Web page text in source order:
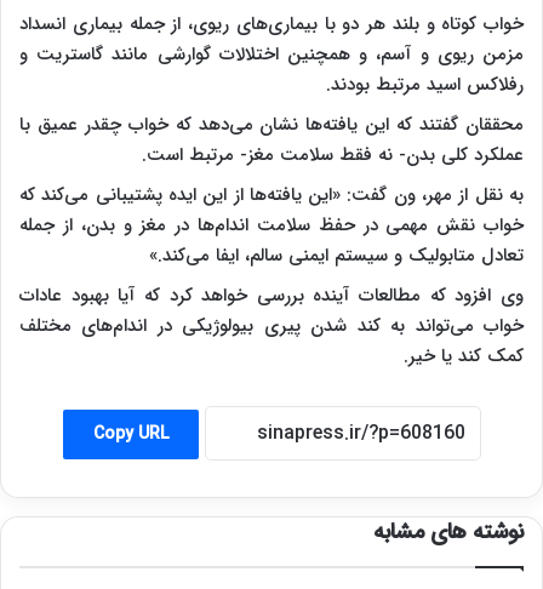
خواب کوتاه و بلند هر دو با بیماری‌های ریوی، از جمله بیماری انسداد
مزمن ریوی و آسم، و همچنین اختلالات گوارشی مانند گاستریت و
رفلاکس اسید مرتبط بودند.
محققان گفتند که این یافته‌ها نشان می‌دهد که خواب چقدر عمیق با
عملکرد کلی بدن- نه فقط سلامت مغز- مرتبط است.
به نقل از مهر، ون گفت: «این یافته‌ها از این ایده پشتیبانی می‌کند که
خواب نقش مهمی در حفظ سلامت اندام‌ها در مغز و بدن، از جمله
تعادل متابولیک و سیستم ایمنی سالم، ایفا می‌کند.»
وی افزود که مطالعات آینده بررسی خواهد کرد که آیا بهبود عادات
خواب می‌تواند به کند شدن پیری بیولوژیکی در اندام‌های مختلف
کمک کند یا خیر.
Copy URL
نوشته های مشابه